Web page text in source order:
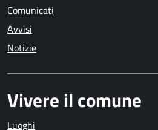
Comunicati
Avvisi
Notizie
Vivere il comune
Luoghi